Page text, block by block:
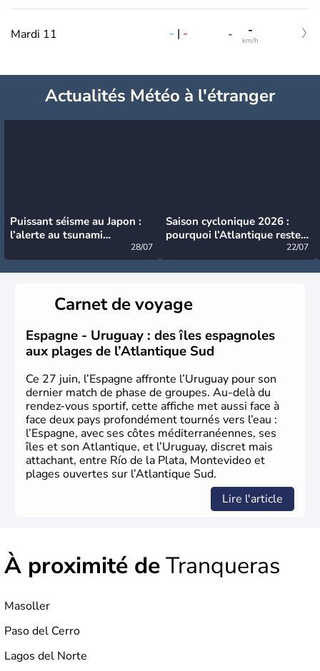
Mardi 11 - | - - -
km/h
Actualités Météo à l'étranger
Puissant séisme au Japon :
l’alerte au tsunami
28/07
Saison cyclonique 2026 :
pourquoi l’Atlantique reste
22/07
Carnet de voyage
Espagne - Uruguay : des îles espagnoles
aux plages de l’Atlantique Sud
Ce 27 juin, l’Espagne affronte l’Uruguay pour son
dernier match de phase de groupes. Au-delà du
rendez-vous sportif, cette affiche met aussi face à
face deux pays profondément tournés vers l’eau :
l’Espagne, avec ses côtes méditerranéennes, ses
îles et son Atlantique, et l’Uruguay, discret mais
attachant, entre Río de la Plata, Montevideo et
plages ouvertes sur l’Atlantique Sud.
Lire l'article
À proximité deTranqueras
Masoller
Paso del Cerro
Lagos del Norte